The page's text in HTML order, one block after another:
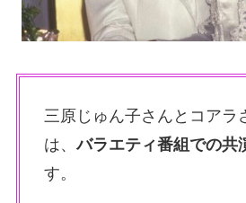
三原じゅん子さんとコアラ
は、バラエティ番組での共
す。